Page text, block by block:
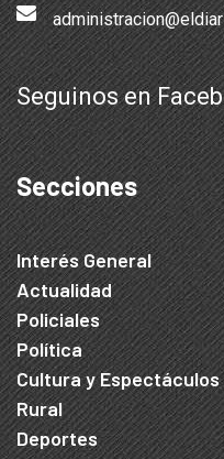
Seguinos en
Secciones
Interés General
Actualidad
Policiales
Política
Cultura y Espectáculos
Rural
Deportes